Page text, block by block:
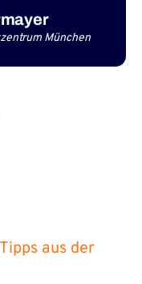
München
aus der